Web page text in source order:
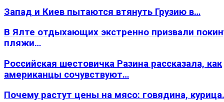
Запад и Киев пытаются втянуть Грузию в…
В Ялте отдыхающих экстренно призвали
пляжи…
Российская шестовичка Разина рассказала, как
американцы сочувствуют…
Почему растут цены на мясо: говядина,